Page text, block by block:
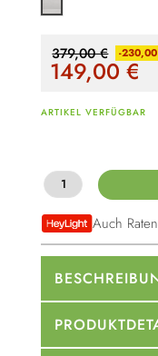
379,00 € -
149,00€
ARTIKEL VERFÜGBAR
Auch